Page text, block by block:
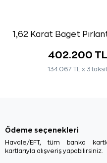
1,62 Karat Baget
402.200 TL
134.067 TL x 3 taksit
Ödeme seçenekleri
Havale/EFT, tüm banka
kartlarıyla alışveriş yapabilirsiniz.